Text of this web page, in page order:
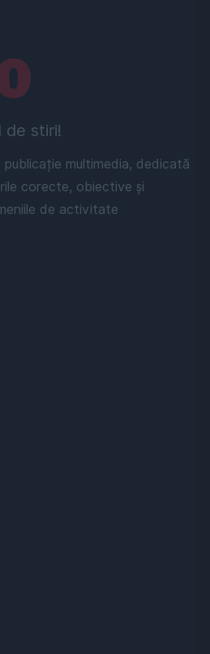
de stiri!
publicație multimedia, dedicată
corecte, obiective și
de activitate